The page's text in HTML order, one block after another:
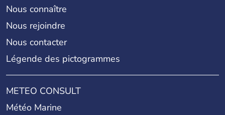
Nous connaître
Nous rejoindre
Nous contacter
Légende des pictogrammes
METEO CONSULT
Météo Marine